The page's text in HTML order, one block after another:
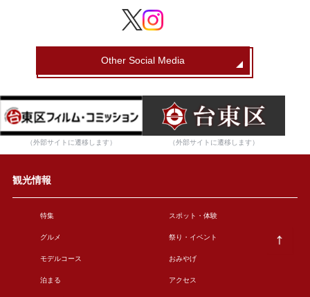
Other Social Media
（外部サイトに遷移します） （外部サイトに遷移します）
観光情報
特集 スポット・体験
グルメ 祭り・イベント
モデルコース おみやげ
泊まる アクセス